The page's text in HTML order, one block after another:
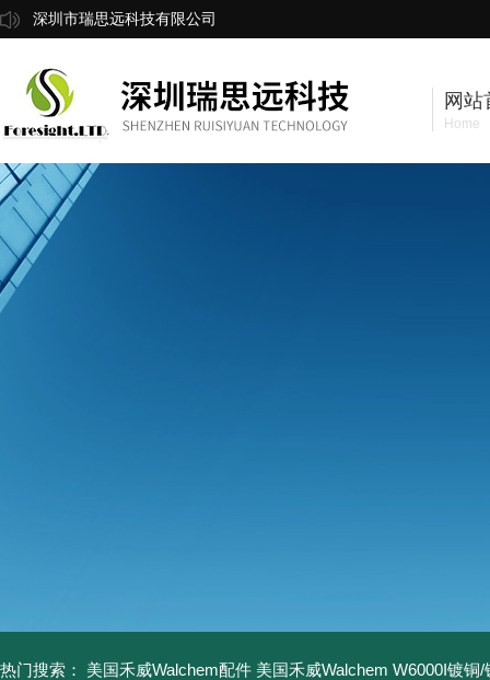
深圳市瑞思远科技有限公司
网站
Home
热门搜索： 美国禾威Walchem配件 美国禾威Walchem W6000I镀铜